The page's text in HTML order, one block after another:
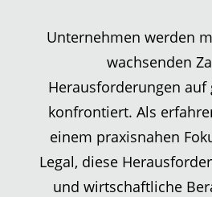
Unternehmen werden
wachsenden
Herausforderungen auf
konfrontiert. Als
einem praxisnahen
Legal, diese
und wirtschaftliche